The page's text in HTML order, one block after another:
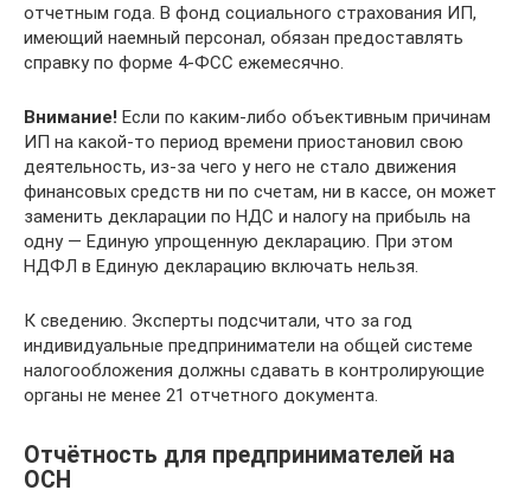
отчетным года. В фонд социального страхования ИП,
имеющий наемный персонал, обязан предоставлять
справку по форме 4-ФСС ежемесячно.
Внимание! Если по каким-либо объективным причинам
ИП на какой-то период времени приостановил свою
деятельность, из-за чего у него не стало движения
финансовых средств ни по счетам, ни в кассе, он может
заменить декларации по НДС и налогу на прибыль на
одну — Единую упрощенную декларацию. При этом
НДФЛ в Единую декларацию включать нельзя.
К сведению. Эксперты подсчитали, что за год
индивидуальные предприниматели на общей системе
налогообложения должны сдавать в контролирующие
органы не менее 21 отчетного документа.
Отчётность для предпринимателей на
ОСН